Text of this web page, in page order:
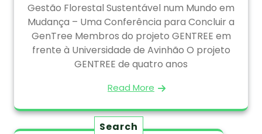
Gestão Florestal Sustentável num Mundo em
Mudança – Uma Conferência para Concluir a
GenTree Membros do projeto GENTREE em
frente à Universidade de Avinhão O projeto
GENTREE de quatro anos
Read More
Search